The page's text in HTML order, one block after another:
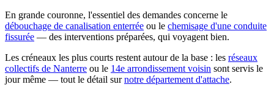
En grande couronne, l'essentiel des demandes concerne le
débouchage de canalisation enterrée ou le chemisage d'une conduite
fissurée — des interventions préparées, qui voyagent bien.
Les créneaux les plus courts restent autour de la base : les réseaux
collectifs de Nanterre ou le 14e arrondissement voisin sont servis le
jour même — tout le détail surnotre département d'attache.